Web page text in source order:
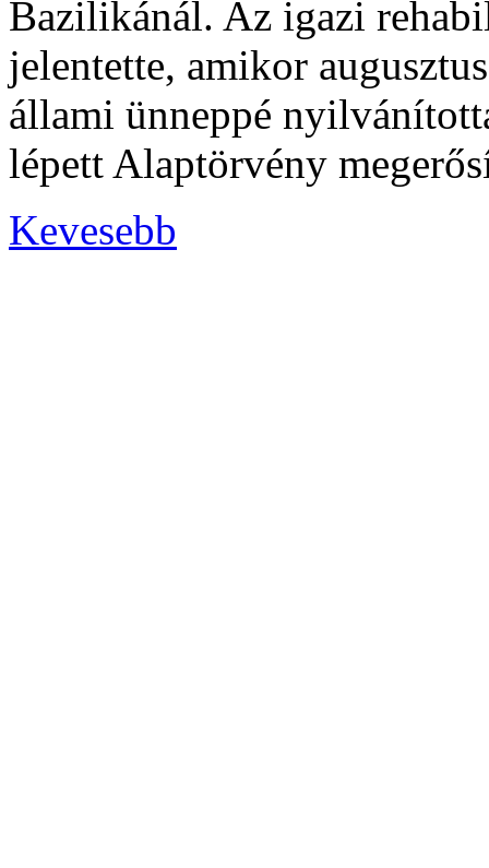
Bazilikánál. Az igazi
jelentette, amikor
állami ünneppé
lépett Alaptörvény
Kevesebb